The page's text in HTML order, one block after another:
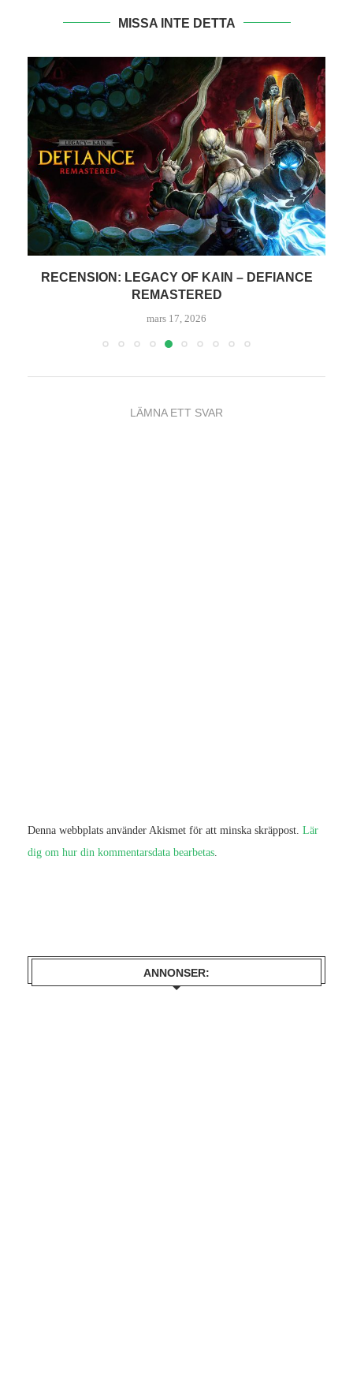
MISSA INTE DETTA
RECENSION: LEGACY OF KAIN – DEFIANCE
REMASTERED
mars 17, 2026
LÄMNA ETT SVAR
Denna webbplats använder Akismet för att minska skräppost. Lär
dig om hur din kommentarsdata bearbetas
ANNONSER: